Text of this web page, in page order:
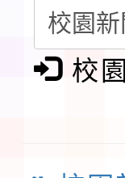
生入
轉知
月
「抗
地景
校